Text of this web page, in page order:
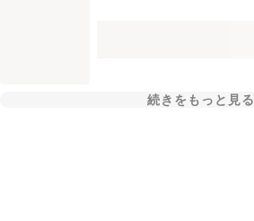
続きをもっと見る